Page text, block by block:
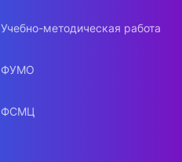
Учебно-методическая работа
ФУМО
ФСМЦ